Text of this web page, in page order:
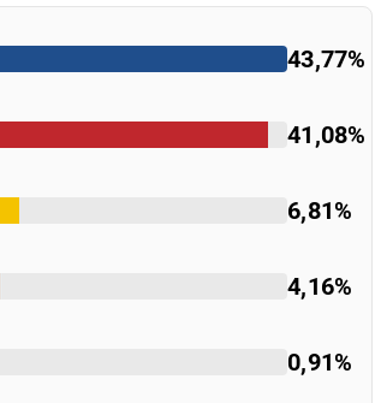
43,77%
41,08%
6,81%
4,16%
0,91%